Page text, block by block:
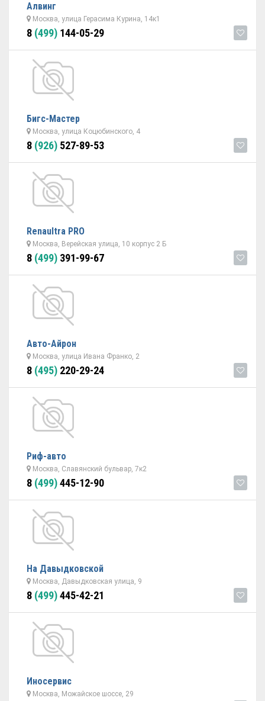
Алвинг
Москва, улица Герасима Курина, 14к1
8 (499) 144-05-29
Бигс-Мастер
Москва, улица Коцюбинского, 4
8 (926) 527-89-53
Renaultra PRO
Москва, Верейская улица, 10 корпус 2 Б
8 (499) 391-99-67
Авто-Айрон
Москва, улица Ивана Франко, 2
8 (495) 220-29-24
Риф-авто
Москва, Славянский бульвар, 7к2
8 (499)445-12-90
На Давыдковской
Москва, Давыдковская улица, 9
8 (499)445-42-21
Иносервис
Москва, Можайское шоссе, 29